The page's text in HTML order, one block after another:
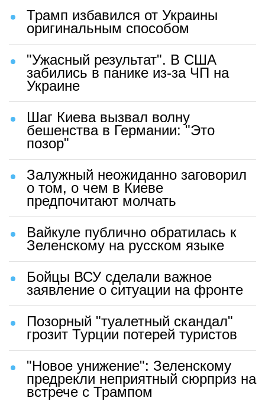
Трамп избавился от Украины
оригинальным способом
"Ужасный результат". В США
забились в панике из-за ЧП на
Украине
Шаг Киева вызвал волну
бешенства в Германии: "Это
позор"
Залужный неожиданно заговорил
о том, о чем в Киеве
предпочитают молчать
Вайкуле публично обратилась к
Зеленскому на русском языке
Бойцы ВСУ сделали важное
заявление о ситуации на фронте
Позорный "туалетный скандал"
грозит Турции потерей туристов
"Новое унижение": Зеленскому
предрекли неприятный сюрприз на
встрече с Трампом